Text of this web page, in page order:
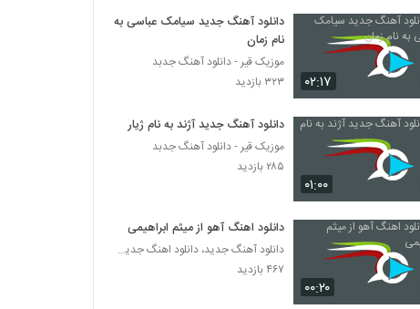
موزیک زیبای در حد حرف از افشین کریم پور
ایمان یحیایی آهنگ وقت موندن
۲۳۲ بازدید
آهنگ ایران از مجید پورمولایی(پاپ)
Khorrami Naz Gol 2)
۲۸۳ بازدید
۰۲:۱۷
دانلود آهنگ جدید سیامک عباسی به
نام زمان
موزیک قیر - دانلود آهنگ جدبد
۳۲۳ بازدید
۰۱:۰۰
دانلود آهنگ جدید آژند به نام ژیار
موزیک قیر - دانلود آهنگ جدبد
۲۸۵ بازدید
۰۰:۲۰
دانلود اهنگ آهو از میثم ابراهیمی
دانلود آهنگ جدید، دانلود اهنگ جدید ایرانی
۴۶۷ بازدید